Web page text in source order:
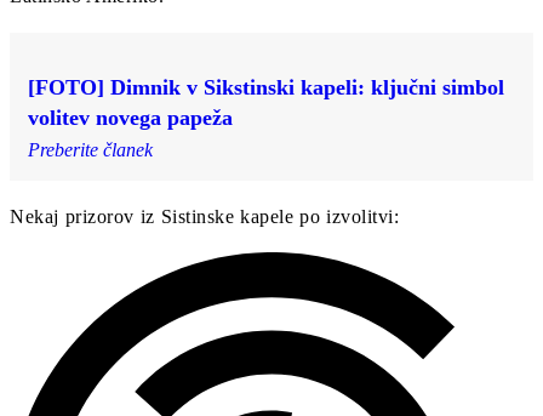
[FOTO] Dimnik v Sikstinski kapeli: ključni simbol
volitev novega papeža
Preberite članek
Nekaj prizorov iz Sistinske kapele po izvolitvi: